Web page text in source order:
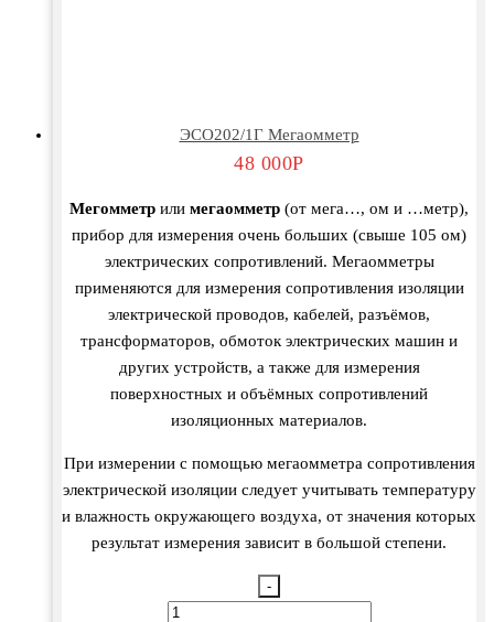
ЭСО202/1Г Мегаомметр
48 000Р
Мегомметр или мегаомметр (от мега…, ом и …метр),
прибор для измерения очень больших (свыше 105 ом)
электрических сопротивлений. Мегаомметры
применяются для измерения сопротивления изоляции
электрической проводов, кабелей, разъёмов,
трансформаторов, обмоток электрических машин и
других устройств, а также для измерения
поверхностных и объёмных сопротивлений
изоляционных материалов.
При измерении с помощью мегаомметра сопротивления
электрической изоляции следует учитывать температуру
и влажность окружающего воздуха, от значения которых
результат измерения зависит в большой степени.
-
Количество